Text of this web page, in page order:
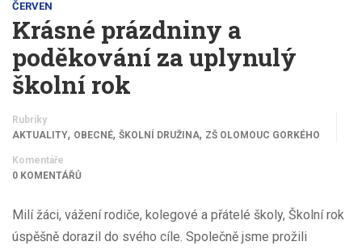
ČERVEN
Krásné prázdniny a
poděkování za uplynulý
školní rok
Rubriky
AKTUALITY, OBECNÉ, ŠKOLNÍ DRUŽINA, ZŠ OLOMOUC GORKÉHO
Komentáře
0 KOMENTÁŘŮ
Milí žáci, vážení rodiče, kolegové a přátelé školy, Školní rok
úspěšně dorazil do svého cíle. Společně jsme prožili